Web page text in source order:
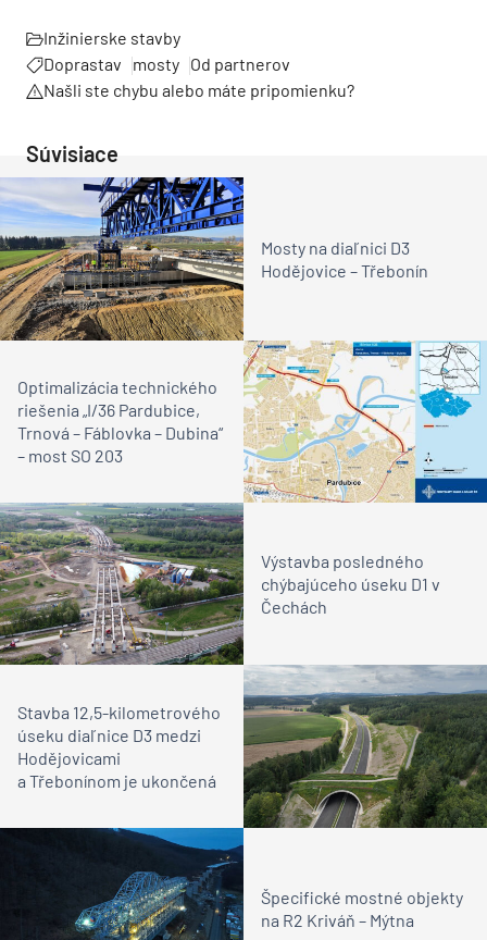
Inžinierske stavby
Doprastav
mosty Od partnerov
Našli ste chybu alebo máte pripomienku?
Súvisiace
Mosty na diaľnici D3
Hodějovice – Třebonín
Optimalizácia technického
riešenia „I/36 Pardubice,
Trnová – Fáblovka – Dubina“
– most SO 203
Výstavba posledného
chýbajúceho úseku D1 v
Čechách
Stavba 12,5-kilometrového
úseku diaľnice D3 medzi
Hodějovicami
a Třebonínom je ukončená
Špecifické mostné objekty
na R2 Kriváň – Mýtna